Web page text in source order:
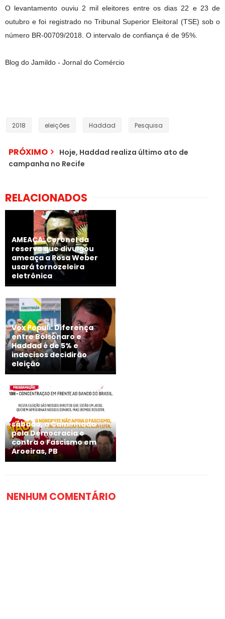
O levantamento ouviu 2 mil eleitores entre os dias 22 e 23 de
outubro e foi registrado no Tribunal Superior Eleitoral (TSE) sob o
número BR-00709/2018. O intervalo de confiança é de 95%.
Blog do Jamildo - Jornal do Comércio
2018 eleições Haddad Pesquisa
PRÓXIMO
Hoje, Haddad realiza último ato de
campanha no Recife
RELACIONADOS
AMEAÇA: Coronel da
reserva que divulgou
ameaça a Rosa Weber
usará tornozeleira
eletrônica
Vox Populi: Diferença
entre Bolsonaro e
Haddad é de 5% e
indecisos decidirão
eleição
NÃO PERCA! Neste
sábado, a Caminhada
pela Democracia e
contra o Fascismo em
Aroeiras, PB
NENHUM COMENTÁRIO